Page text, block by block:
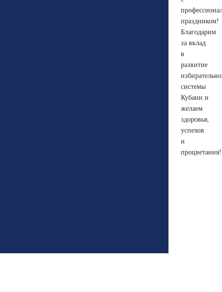
праздником!
Благодарим
за вклад
в
развитие
системы
Кубани и
желаем
здоровья,
успехов
и
процветания!